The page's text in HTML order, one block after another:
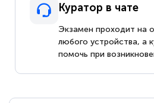
Куратор в чате
Экзамен проходит на
любого устройства, а
помочь при